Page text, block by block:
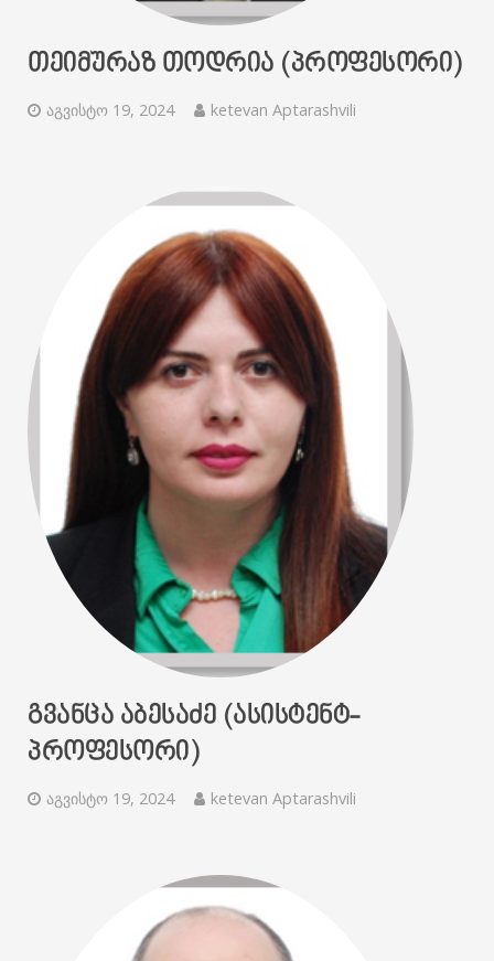
ᲗᲔᲘᲛᲣᲠᲐᲖ ᲗᲝᲓᲠᲘᲐ (ᲞᲠᲝᲤᲔᲡᲝᲠᲘ)
აგვისტო 19, 2024 ketevan Aptarashvili
ᲒᲕᲐᲜᲪᲐ ᲐᲑᲔᲡᲐᲫᲔ (ᲐᲡᲘᲡᲢᲔᲜᲢ-
ᲞᲠᲝᲤᲔᲡᲝᲠᲘ)
აგვისტო 19, 2024 ketevan Aptarashvili